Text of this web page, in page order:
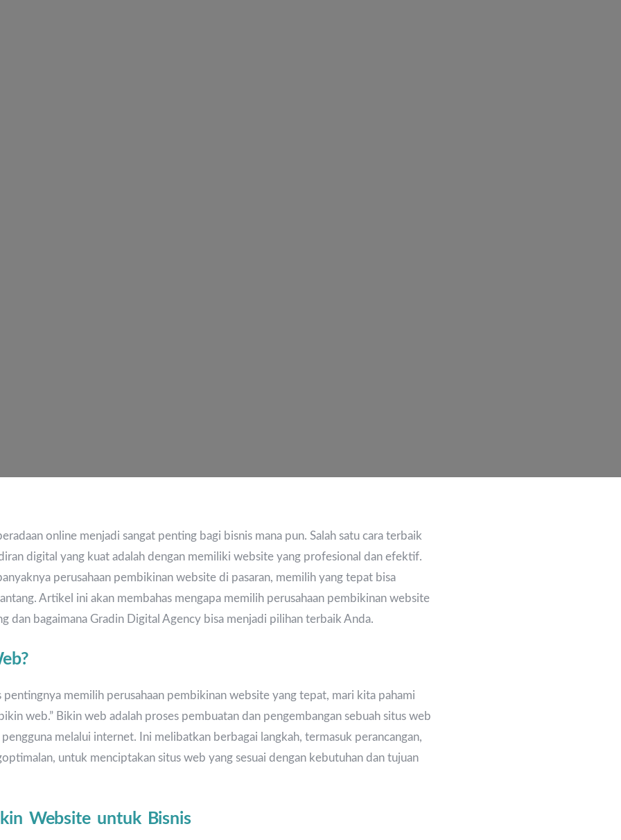
online menjadi sangat penting bagi bisnis mana pun. Salah satu cara terbaik
digital yang kuat adalah dengan memiliki website yang profesional dan efektif.
perusahaan pembikinan website di pasaran, memilih yang tepat bisa
Artikel ini akan membahas mengapa memilih perusahaan pembikinan website
dan bagaimana Gradin Digital Agency bisa menjadi pilihan terbaik Anda.
pentingnya memilih perusahaan pembikinan website yang tepat, mari kita pahami
web.” Bikin web adalah proses pembuatan dan pengembangan sebuah situs web
melalui internet. Ini melibatkan berbagai langkah, termasuk perancangan,
untuk menciptakan situs web yang sesuai dengan kebutuhan dan tujuan
Website untuk Bisnis